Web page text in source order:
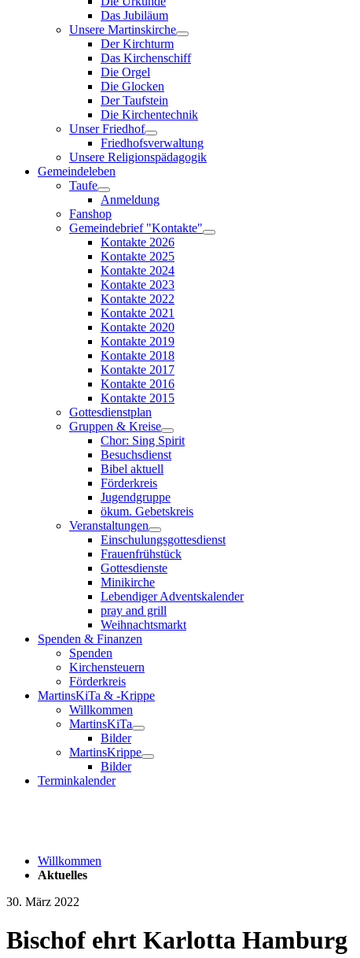
Das Jubiläum
Unsere Martinskirche
Der Kirchturm
Das Kirchenschiff
Die Orgel
Die Glocken
Der Taufstein
Die Kirchentechnik
Unser Friedhof
Friedhofsverwaltung
Unsere Religionspädagogik
Gemeindeleben
Taufe
Anmeldung
Fanshop
Gemeindebrief "Kontakte"
Kontakte 2026
Kontakte 2025
Kontakte 2024
Kontakte 2023
Kontakte 2022
Kontakte 2021
Kontakte 2020
Kontakte 2019
Kontakte 2018
Kontakte 2017
Kontakte 2016
Kontakte 2015
Gottesdienstplan
Gruppen & Kreise
Chor: Sing Spirit
Besuchsdienst
Bibel aktuell
Förderkreis
Jugendgruppe
ökum. Gebetskreis
Veranstaltungen
Einschulungsgottesdienst
Frauenfrühstück
Gottesdienste
Minikirche
Lebendiger Adventskalender
pray and grill
Weihnachtsmarkt
Spenden & Finanzen
Spenden
Kirchensteuern
Förderkreis
MartinsKiTa & -Krippe
Willkommen
MartinsKiTa
Bilder
MartinsKrippe
Bilder
Terminkalender
Willkommen
Aktuelles
30. März 2022
Bischof ehrt Karlotta Hamburg